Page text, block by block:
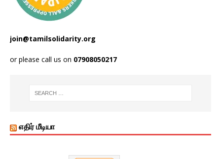
join@tamilsolidarity.org
or please call us on 07908050217
எதிர் மீடியா